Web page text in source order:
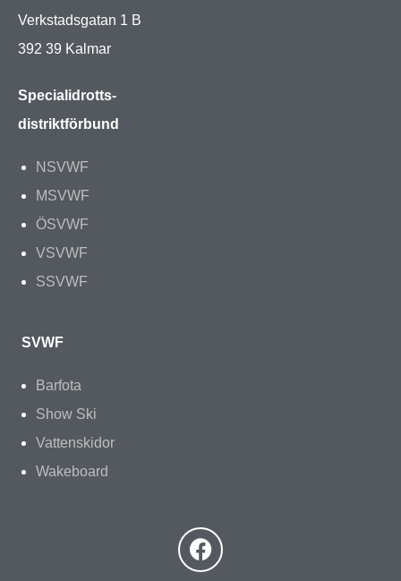
Verkstadsgatan 1 B
392 39 Kalmar
Specialidrotts-
distriktförbund
NSVWF
MSVWF
ÖSVWF
VSVWF
SSVWF
SVWF
Barfota
Show Ski
Vattenskidor
Wakeboard